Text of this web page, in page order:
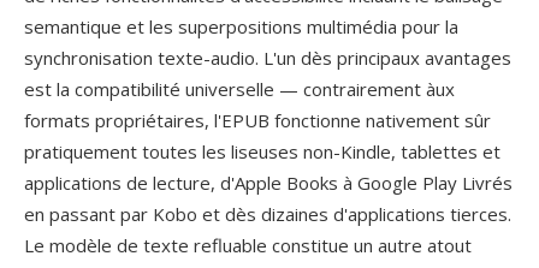
semantique et les superpositions multimédia pour la
synchronisation texte-audio. L'un dès principaux avantages
est la compatibilité universelle — contrairement àux
formats propriétaires, l'EPUB fonctionne nativement sûr
pratiquement toutes les liseuses non-Kindle, tablettes et
applications de lecture, d'Apple Books à Google Play Livrés
en passant par Kobo et dès dizaines d'applications tierces.
Le modèle de texte refluable constitue un autre atout